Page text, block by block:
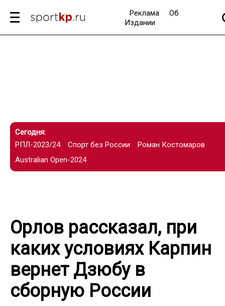
Реклама
Об
Издании
Сегодня:
РПЛ-2023/24
Спорт без России
Роман Костомаров
Australian Open-2024
Орлов рассказал, при
каких условиях Карпин
вернет Дзюбу в
сборную России